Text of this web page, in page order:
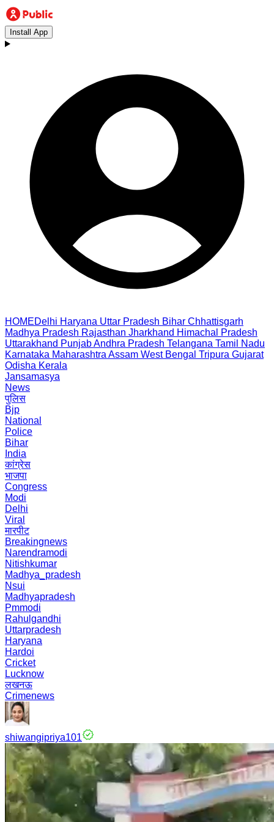
Install App
HOMEDelhi Haryana Uttar Pradesh Bihar Chhattisgarh
Madhya Pradesh Rajasthan Jharkhand Himachal Pradesh
Uttarakhand PunjabAndhra Pradesh Telangana Tamil Nadu
Karnataka Maharashtra Assam West Bengal Tripura Gujarat
Odisha Kerala
Jansamasya
News
पुलिस
Bjp
National
Police
Bihar
India
कांग्रेस
भाजपा
Congress
Modi
Delhi
Viral
मारपीट
Breakingnews
Narendramodi
Nitishkumar
Madhya_pradesh
Nsui
Madhyapradesh
Pmmodi
Rahulgandhi
Uttarpradesh
Haryana
Hardoi
Cricket
Lucknow
लखनऊ
Crimenews
shiwangipriya101